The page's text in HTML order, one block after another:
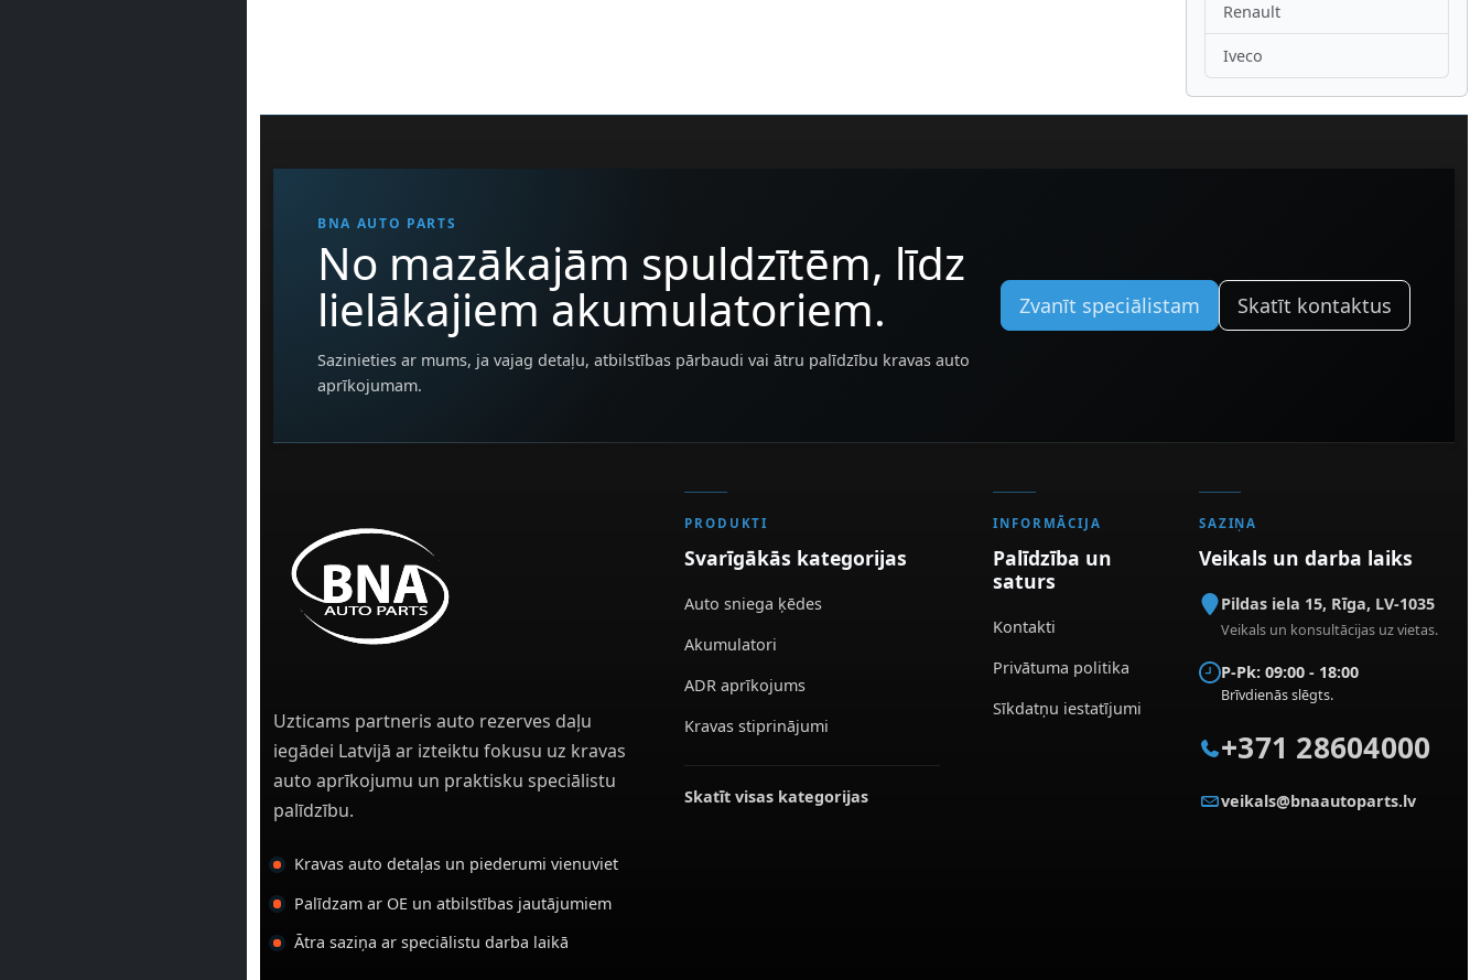
Renault
Iveco
BNA AUTO PARTS
No mazākajām spuldzītēm, līdz
lielākajiem akumulatoriem.
Sazinieties ar mums, ja vajag detaļu, atbilstības pārbaudi vai ātru palīdzību kravas auto
aprīkojumam.
Zvanīt speciālistam Skatīt kontaktus
Uzticams partneris auto rezerves daļu
iegādei Latvijā ar izteiktu fokusu uz kravas
auto aprīkojumu un praktisku speciālistu
palīdzību.
Kravas auto detaļas un piederumi vienuviet
Palīdzam ar OE un atbilstības jautājumiem
Ātra saziņa ar speciālistu darba laikā
PRODUKTI
Svarīgākās kategorijas
Auto sniega ķēdes
Akumulatori
ADR aprīkojums
Kravas stiprinājumi
Skatīt visas kategorijas
INFORMĀCIJA
Palīdzība un
saturs
Kontakti
Privātuma politika
Sīkdatņu iestatījumi
SAZIŅA
Veikals un darba laiks
Pildas iela 15, Rīga, LV-1035
Veikals un konsultācijas uz vietas.
P-Pk: 09:00 - 18:00
Brīvdienās slēgts.
+371 28604000
veikals@bnaautoparts.lv